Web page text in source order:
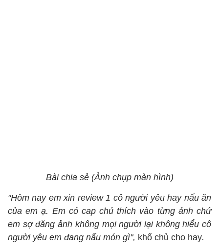
Bài chia sẻ (Ảnh chụp màn hình)
"Hôm nay em xin review 1 cô người yêu hay nấu ăn
của em ạ. Em có cap chú thích vào từng ảnh chứ
em sợ đăng ảnh không mọi người lại không hiểu cô
người yêu em đang nấu món gì", khổ chủ cho hay.